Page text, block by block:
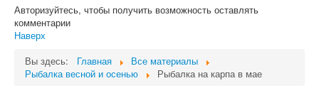
Авторизуйтесь, чтобы получить возможность оставлять
комментарии
Наверх
Вы здесь:
Главная
Все материалы
Рыбалка весной и осенью
Рыбалка на карпа в мае